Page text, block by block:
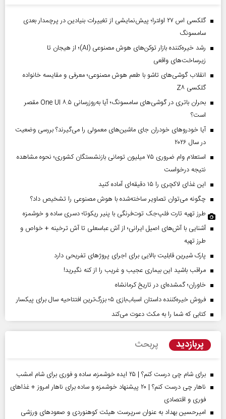
گلکسی اس ۲۷ اولترا؛ پیش‌نمایشی از تغییرات بنیادین در پرچمدار بعدی
سامسونگ
رشد خیره‌کننده بازار توکن‌های هوش مصنوعی (AI)؛ از هیجان تا
زیرساخت‌های واقعی
انقلاب گوشی‌های تاشو‌ با طعم هوش مصنوعی؛ معرفی و مقایسه خانواده
گلکسی Z۸
بحران باتری در گوشی‌های سامسونگ؛ آیا به‌روزرسانی One UI ۸.۵ مقصر
است؟
آیا خودروهای خودران جای ماشین‌های معمولی را می‌گیرند؟ بررسی وضعیت
در سال ۲۰۲۶
استعلام وام ضروری ۷۵ میلیون تومانی بازنشستگان کشوری؛ نحوه مشاهده
نتیجه درخواست
این غذای لاکچری را ۱۵ دقیقه‌ای آماده کنید
چگونه می‌توان تصاویر ساخته‌شده با هوش مصنوعی را تشخیص داد؟
طرز تهیه تارت فلپ‌جک توت‌فرنگی با پنیر ریکوتا؛ دسری ساده و خوشمزه
آشنایی با آش‌های اصیل ایرانی؛ از آش عباسعلی تا آش ترخینه + خواص و
طرز تهیه
پارک شیرین قابلیت‌ بالایی برای اجرای پروژهای تفریحی دارد
مراقب باشید این بیماری عجیب و غریب را از کنه نگیرید!
خاوران؛ گمشده‌ای در تاریخ کرمانشاه
فروش خیره‌کننده داستان اسباب‌بازی ۵؛ بزرگ‌ترین افتتاحیه سال برای پیکسار
کتابی که شما را به مکث دعوت می‌کند
پربازدید پربحث
برای شام چی درست کنم؟ | ۲۵ ایده خوشمزه، ساده و فوری برای شام امشب
ناهار چی درست کنم؟ | ۲۰ پیشنهاد خوشمزه و ساده برای ناهار امروز + غذاهای
فوری و اقتصادی
امیرحسین بهداد به عنوان سرپرست هیئت کوهنوردی و صعودهای ورزشی